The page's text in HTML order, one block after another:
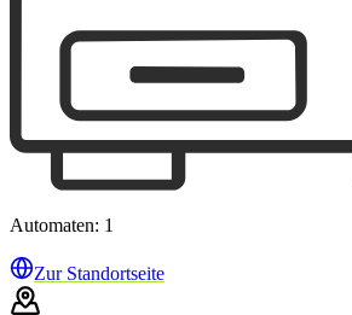
Automaten: 1
Zur Standortseite